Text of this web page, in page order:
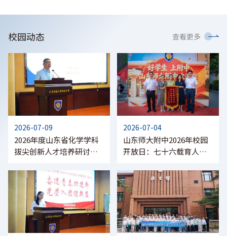
校园动态 查看更多
2026-07-09
2026年度山东省化学学科
拔尖创新人才培养研讨会
2026-07-04
山东师大附中2026年校园
开放日：七十六载育人